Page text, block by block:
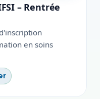
– Rentrée
en soins